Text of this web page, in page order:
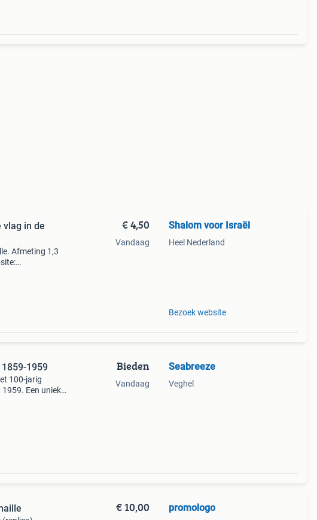
vlag in de
Afmeting 1,3
€ 4,50
Vandaag
Shalom voor Israël
Heel Nederland
Bezoek website
1959
100-jarig
Een uniek
Bieden
Vandaag
Seabreeze
Veghel
€ 10,00 promologo